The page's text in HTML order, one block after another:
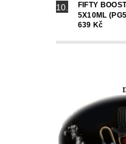
FIFTY
5X10ML
639 Kč